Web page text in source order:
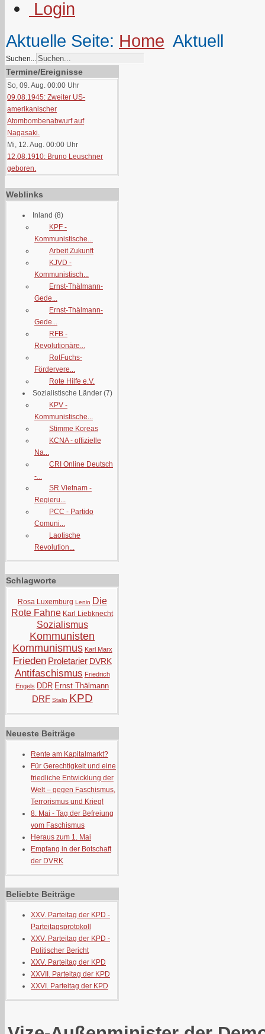
Aktuelle Seite: Home Aktuell
Suchen...
Termine/Ereignisse
So, 09. Aug. 00:00 Uhr
09.08.1945: Zweiter US-
amerikanischer
Atombombenabwurf auf
Nagasaki.
Mi, 12. Aug. 00:00 Uhr
12.08.1910: Bruno Leuschner
geboren.
Weblinks
Inland (8)
KPF -
Kommunistische...
Arbeit Zukunft
KJVD -
Kommunistisch...
Ernst-Thälmann-
Gede...
Ernst-Thälmann-
Gede...
RFB -
Revolutionäre...
RotFuchs-
Fördervere...
Rote Hilfe e.V.
Sozialistische Länder (7)
KPV -
Kommunistische...
Stimme Koreas
KCNA - offizielle
Na...
CRI Online Deutsch
-...
SR Vietnam -
Regieru...
PCC - Partido
Comuni...
Laotische
Revolution...
Schlagworte
Rosa Luxemburg Lenin Die
Rote Fahne Karl Liebknecht
Sozialismus
Kommunisten
Kommunismus Karl Marx
Frieden Proletarier DVRK
Antifaschismus Friedrich
Engels DDR Ernst Thälmann
DRF Stalin KPD
Neueste Beiträge
Rente am Kapitalmarkt?
Für Gerechtigkeit und eine
friedliche Entwicklung der
Welt – gegen Faschismus,
Terrorismus und Krieg!
8. Mai - Tag der Befreiung
vom Faschismus
Heraus zum 1. Mai
Empfang in der Botschaft
der DVRK
Beliebte Beiträge
XXV. Parteitag der KPD -
Parteitagsprotokoll
XXV. Parteitag der KPD -
Politischer Bericht
XXV. Parteitag der KPD
XXVII. Parteitag der KPD
XXVI. Parteitag der KPD